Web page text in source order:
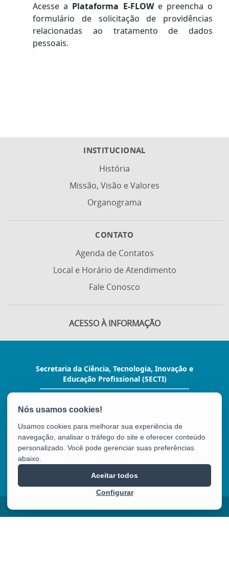
Acesse a Plataforma E-FLOWe preencha o
formulário de solicitação de providências
relacionadas ao tratamento de dados
pessoais.
INSTITUCIONAL
História
Missão, Visão e Valores
Organograma
CONTATO
Agenda de Contatos
Local e Horário de Atendimento
Fale Conosco
ACESSO À INFORMAÇÃO
Secretaria da Ciência, Tecnologia, Inovação e
Educação Profissional (SECTI)
CEP: 29066-380 - Vitória / ES
E-mail:gabinete@secti.es.gov.br
Usamos cookies para melhorar sua experiência de
navegação, analisar o tráfego do site e oferecer conteúdo
personalizado. Você pode gerenciar suas preferências
abaixo.
Configurar
Aceitar todos